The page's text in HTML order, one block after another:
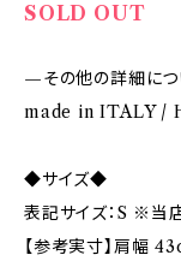
SOLD OUT
—その他の詳細に
made in ITALY /
◆サイズ◆
表記サイズ：S ※当
【参考実寸】肩幅